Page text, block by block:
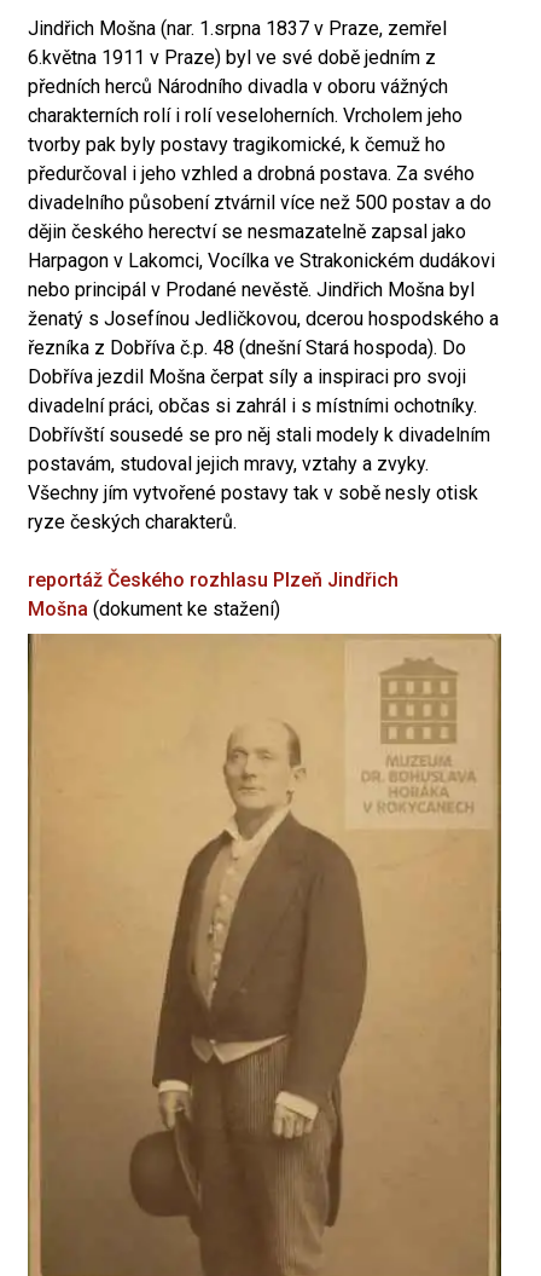
Jindřich Mošna (nar. 1.srpna 1837 v Praze, zemřel
6.května 1911 v Praze) byl ve své době jedním z
předních herců Národního divadla v oboru vážných
charakterních rolí i rolí veseloherních. Vrcholem jeho
tvorby pak byly postavy tragikomické, k čemuž ho
předurčoval i jeho vzhled a drobná postava. Za svého
divadelního působení ztvárnil více než 500 postav a do
dějin českého herectví se nesmazatelně zapsal jako
Harpagon v Lakomci, Vocílka ve Strakonickém dudákovi
nebo principál v Prodané nevěstě. Jindřich Mošna byl
ženatý s Josefínou Jedličkovou, dcerou hospodského a
řezníka z Dobříva č.p. 48 (dnešní Stará hospoda). Do
Dobříva jezdil Mošna čerpat síly a inspiraci pro svoji
divadelní práci, občas si zahrál i s místními ochotníky.
Dobřívští sousedé se pro něj stali modely k divadelním
postavám, studoval jejich mravy, vztahy a zvyky.
Všechny jím vytvořené postavy tak v sobě nesly otisk
ryze českých charakterů.
reportáž Českého rozhlasu Plzeň Jindřich
Mošna (dokument ke stažení)